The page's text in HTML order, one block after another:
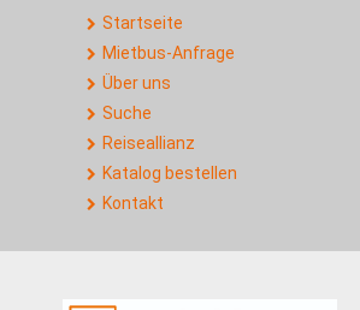
Startseite
Mietbus-Anfrage
Über uns
Suche
Reiseallianz
Katalog bestellen
Kontakt